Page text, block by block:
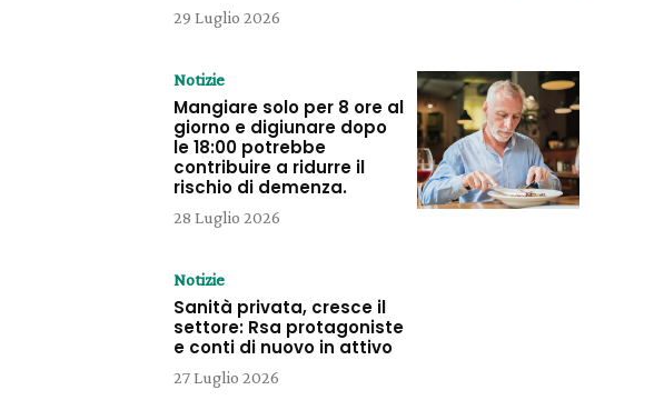
29 Luglio 2026
Notizie
Mangiare solo per 8 ore al
giorno e digiunare dopo
le 18:00 potrebbe
contribuire a ridurre il
rischio di demenza.
28 Luglio 2026
Notizie
Sanità privata, cresce il
settore: Rsa protagoniste
e conti di nuovo in attivo
27 Luglio 2026